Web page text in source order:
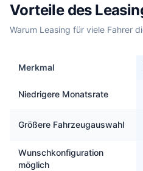
Vorteile des
Warum Leasing für viele Fahrer
Merkmal
Niedrigere Monatsrate
Größere Fahrzeugauswahl
Wunschkonfiguration
möglich